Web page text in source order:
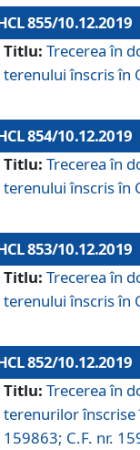
855/10.12.2019
Titlu: Trecerea în
terenului înscris în
854/10.12.2019
Titlu: Trecerea în
terenului înscris în
853/10.12.2019
Titlu: Trecerea în
terenului înscris în
852/10.12.2019
Titlu: Trecerea în
terenurilor înscrise
159863; C.F. nr.